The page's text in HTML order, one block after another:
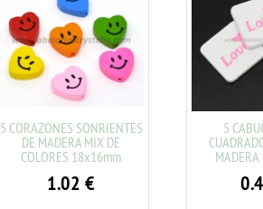
5 CORAZONES SONRIENTES
DE MADERA MIX DE
COLORES 18x16mm
1.02€
5
MADERA